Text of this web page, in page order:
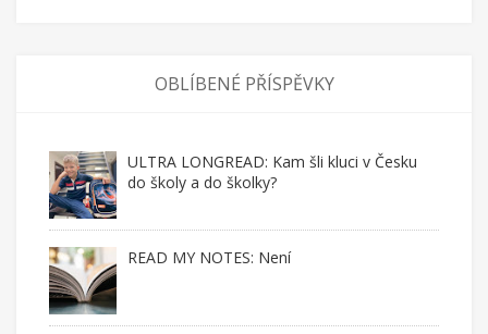
OBLÍBENÉ PŘÍSPĚVKY
ULTRA LONGREAD: Kam šli kluci v Česku
do školy a do školky?
READ MY NOTES: Není